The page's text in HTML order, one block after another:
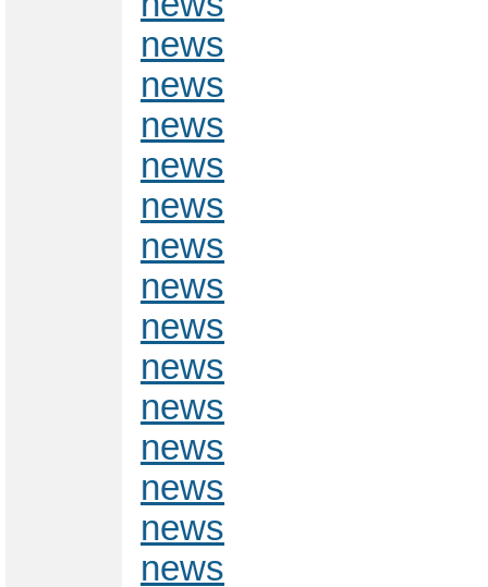
news
news
news
news
news
news
news
news
news
news
news
news
news
news